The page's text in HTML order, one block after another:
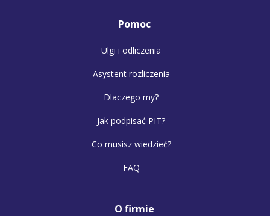
Pomoc
Ulgi i odliczenia
Asystent rozliczenia
Dlaczego my?
Jak podpisać PIT?
Co musisz wiedzieć?
FAQ
O firmie